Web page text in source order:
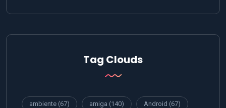
Tag Clouds
ambiente (67) amiga (140) Android (67)